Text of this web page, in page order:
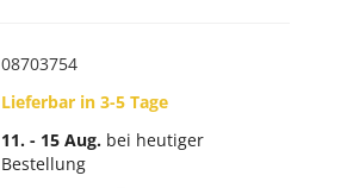
08703754
Lieferbar in 3-5 Tage
11. - 15 Aug. bei heutiger
Bestellung